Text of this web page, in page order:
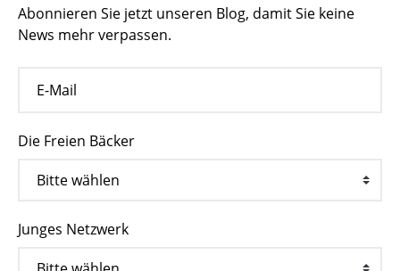
Abonnieren Sie jetzt unseren Blog, damit Sie keine
News mehr verpassen.
Die Freien Bäcker
Junges Netzwerk